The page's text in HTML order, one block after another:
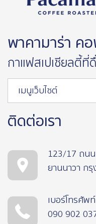
พาคามาร่า ค
กาแฟสเปเชียลตี้ที่
เมนูเว็บไซต์
ติดต่อเรา
123/17 ถน
ยานนาวา ก
เบอร์โทรศัพ
090 902